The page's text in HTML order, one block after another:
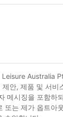
Australia
제안, 제품 및 서비
메시징을 포함하
또는 제가 옵트아